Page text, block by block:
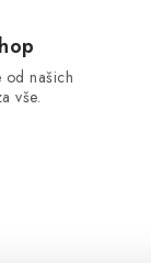
od našich
vše.